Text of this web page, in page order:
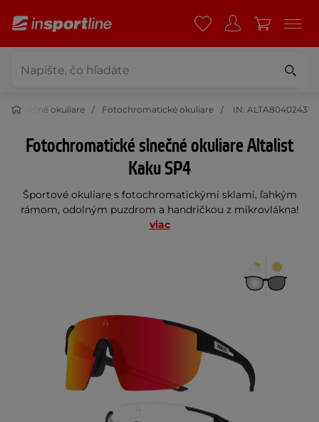
Slnečné okuliare Fotochromatické okuliare IN: ALTA8040243
Fotochromatické slnečné okuliare Altalist
Kaku SP4
Športové okuliare s fotochromatickými sklami, ľahkým
rámom, odolným puzdrom a handričkou z mikrovlákna!
viac